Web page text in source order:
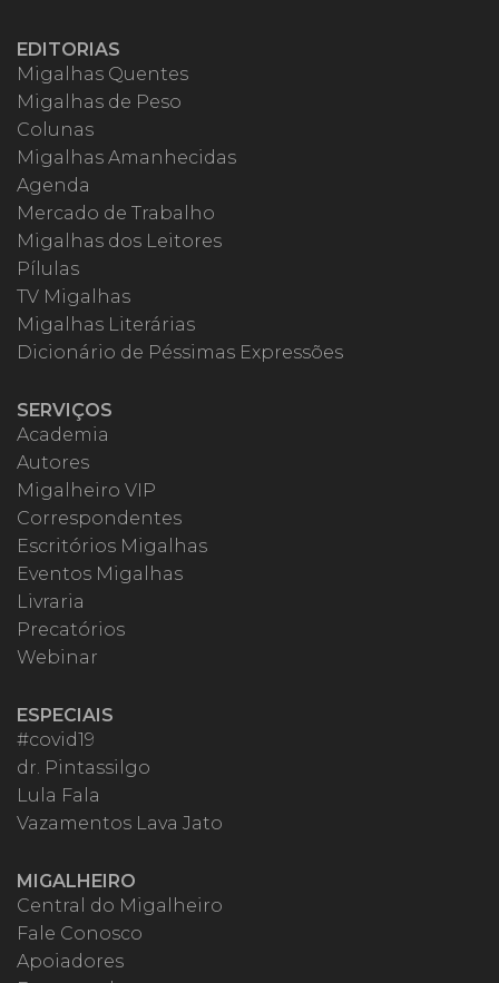
EDITORIAS
Migalhas Quentes
Migalhas de Peso
Colunas
Migalhas Amanhecidas
Agenda
Mercado de Trabalho
Migalhas dos Leitores
Pílulas
TV Migalhas
Migalhas Literárias
Dicionário de Péssimas Expressões
SERVIÇOS
Academia
Autores
Migalheiro VIP
Correspondentes
Escritórios Migalhas
Eventos Migalhas
Livraria
Precatórios
Webinar
ESPECIAIS
#covid19
dr. Pintassilgo
Lula Fala
Vazamentos Lava Jato
MIGALHEIRO
Central do Migalheiro
Fale Conosco
Apoiadores